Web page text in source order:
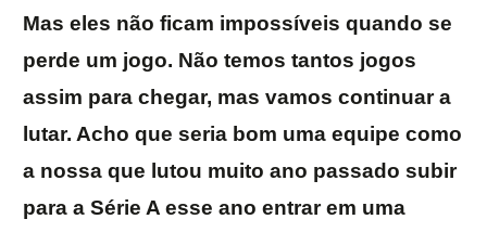
Mas eles não ficam impossíveis quando se
perde um jogo. Não temos tantos jogos
assim para chegar, mas vamos continuar a
lutar. Acho que seria bom uma equipe como
a nossa que lutou muito ano passado subir
para a Série A esse ano entrar em uma